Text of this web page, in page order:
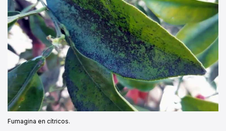
Fumagina en cítricos.